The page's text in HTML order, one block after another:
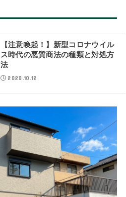
【注意喚起！】新型コロナウイル
ス時代の悪質商法の種類と対処方
法
2020.10.12